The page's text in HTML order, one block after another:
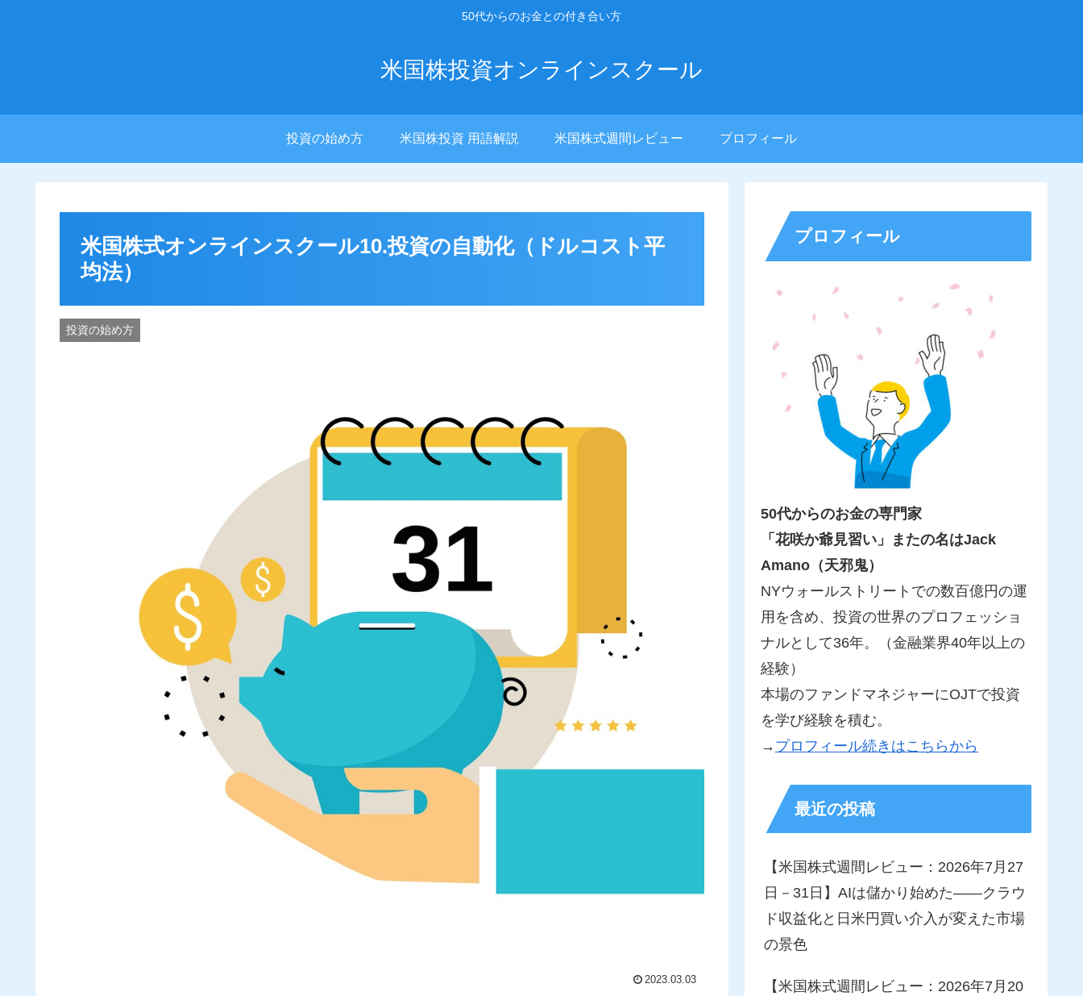
50代からのお金との付き合い方
米国株投資オンラインスクール
投資の始め方 米国株投資 用語解説 米国株式週間レビュー プロフィール
米国株式オンラインスクール10.投資の自動化（ドルコスト平
均法）
投資の始め方
2023.03.03
プロフィール
50代からのお金の専門家
「花咲か爺見習い」またの名はJack
Amano（天邪鬼）
NYウォールストリートでの数百億円の運
用を含め、投資の世界のプロフェッショ
ナルとして36年。（金融業界40年以上の
経験）
本場のファンドマネジャーにOJTで投資
を学び経験を積む。
→ プロフィール続きはこちらから
最近の投稿
【米国株式週間レビュー：2026年7月27
日－31日】AIは儲かり始めた――クラウ
ド収益化と日米円買い介入が変えた市場
の景色
【米国株式週間レビュー：2026年7月20